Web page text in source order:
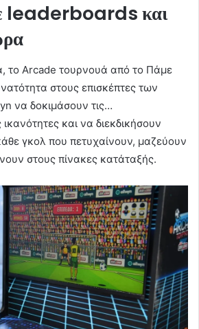
leaderboardsκαι
το Arcade τουρνουά από το Πάμε
στους επισκέπτες των
να δοκιμάσουν τις…
και να διεκδικήσουν
γκολ που πετυχαίνουν, μαζεύουν
στους πίνακες κατάταξής.